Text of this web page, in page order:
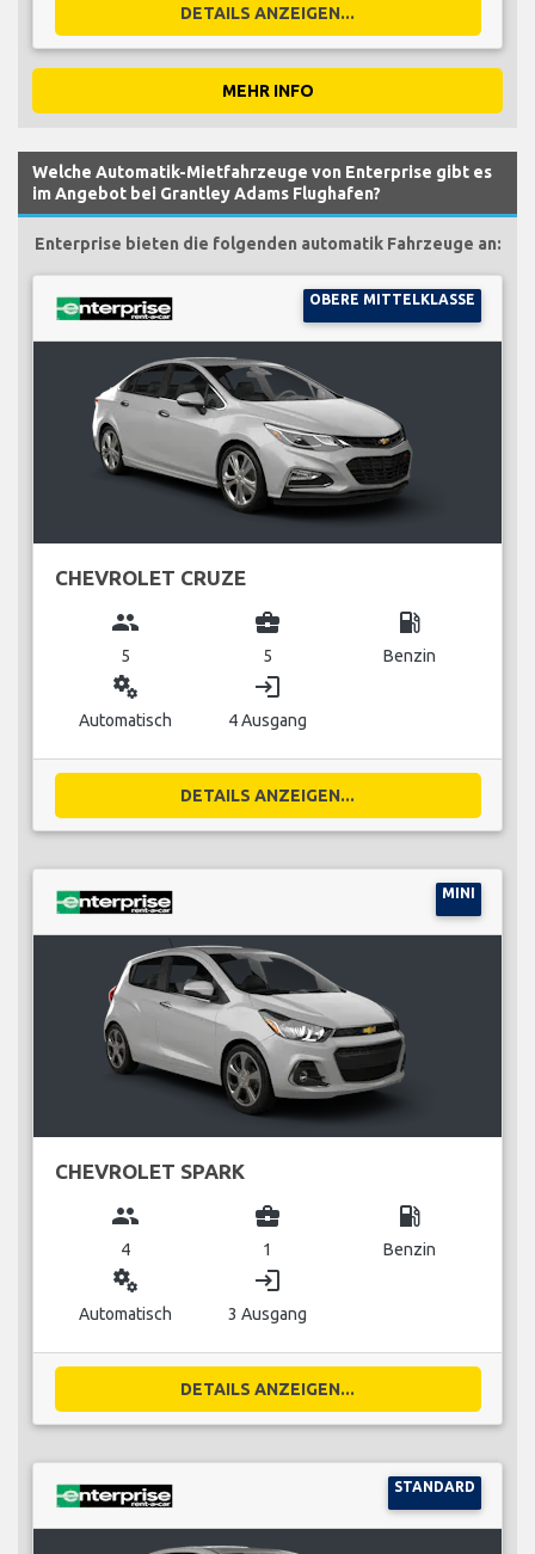
DETAILS ANZEIGEN...
MEHR INFO
Welche Automatik-Mietfahrzeuge von Enterprise gibt es
im Angebot bei Grantley Adams Flughafen?
Enterprise bieten die folgenden automatik Fahrzeuge an:
OBERE MITTELKLASSE
CHEVROLET CRUZE
group
5
business_center
5
local_gas_station
Benzin
miscellaneous_services
Automatisch
login
4 Ausgang
DETAILS ANZEIGEN...
MINI
CHEVROLET SPARK
group
4
business_center
1
local_gas_station
Benzin
miscellaneous_services
Automatisch
login
3 Ausgang
DETAILS ANZEIGEN...
STANDARD